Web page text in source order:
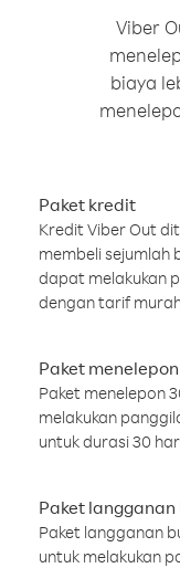
Viber
biaya
Paket kredit
Kredit Viber Out
membeli sejumlah
dapat melakukan
dengan tarif
Paket
Paket menelepon
melakukan
untuk durasi 30
Paket
Paket langganan
untuk melakukan